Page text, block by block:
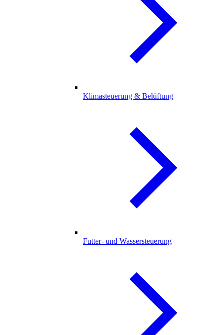
Klimasteuerung & Belüftung
Futter- und Wassersteuerung